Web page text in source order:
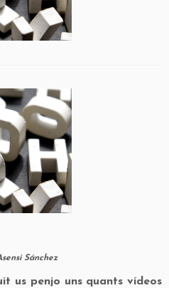
Sánchez
us penjo uns quants vídeos